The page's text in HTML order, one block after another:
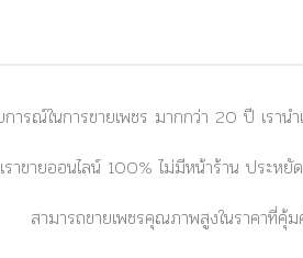
ารณ์ในการขายเพชร มากกว่า 20 ปี เราน
เราขายออนไลน์ 100% ไม่มีหน้าร้าน ประหยั
สามารถขายเพชรคุณภาพสูงในราคาที่คุ้